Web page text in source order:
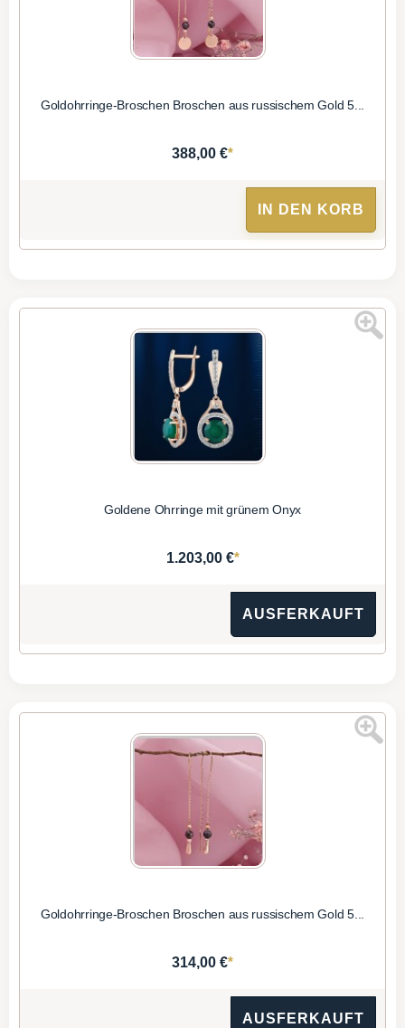
Goldohrringe-Broschen Broschen aus russischem Gold 5...
388,00 €*
IN DEN KORB
Goldene Ohrringe mit grünem Onyx
1.203,00 €*
AUSFERKAUFT
Goldohrringe-Broschen Broschen aus russischem Gold 5...
314,00 €*
AUSFERKAUFT